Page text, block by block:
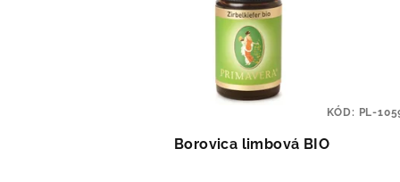
Borovica limbová BIO
KÓD: PL-